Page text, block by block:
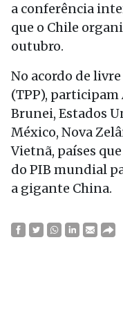
a conferência
que o Chile
outubro.
No acordo de
(TPP), participam
Brunei, Estados
México, Nova
Vietnã, países
do PIB mundial
a gigante China.